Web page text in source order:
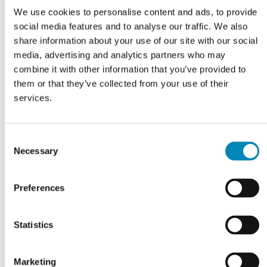
We use cookies to personalise content and ads, to provide
social media features and to analyse our traffic. We also
share information about your use of our site with our social
media, advertising and analytics partners who may
combine it with other information that you’ve provided to
them or that they’ve collected from your use of their
services.
Selection
Necessary
Preferences
Statistics
Marketing
Professionel rådgivning
VI TILBYDER DIG